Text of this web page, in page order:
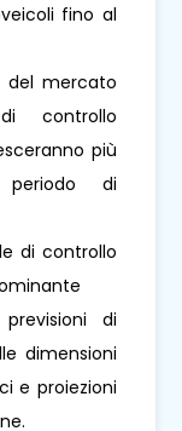
fino al
del mercato
controllo
più
di
di controllo
di
dimensioni
e proiezioni